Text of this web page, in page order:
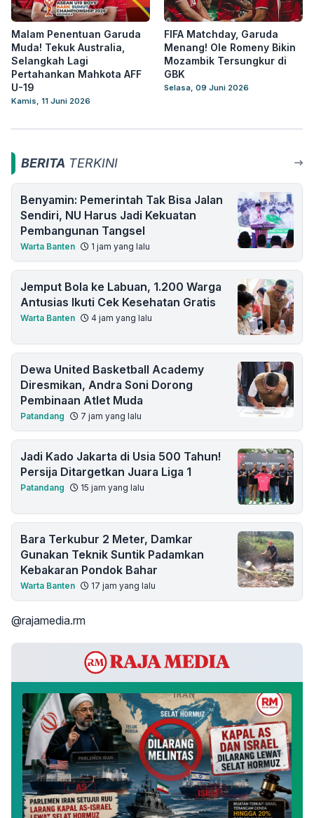
Malam Penentuan Garuda
Muda! Tekuk Australia,
Selangkah Lagi
Pertahankan Mahkota AFF
U-19
Kamis, 11 Juni 2026
FIFA Matchday, Garuda
Menang! Ole Romeny Bikin
Mozambik Tersungkur di
GBK
Selasa, 09 Juni 2026
BERITA TERKINI
Benyamin: Pemerintah Tak Bisa Jalan
Sendiri, NU Harus Jadi Kekuatan
Pembangunan Tangsel
Warta Banten 1 jam yang lalu
Jemput Bola ke Labuan, 1.200 Warga
Antusias Ikuti Cek Kesehatan Gratis
Warta Banten 4 jam yang lalu
Dewa United Basketball Academy
Diresmikan, Andra Soni Dorong
Pembinaan Atlet Muda
Patandang 7 jam yang lalu
Jadi Kado Jakarta di Usia 500 Tahun!
Persija Ditargetkan Juara Liga 1
Patandang 15 jam yang lalu
Bara Terkubur 2 Meter, Damkar
Gunakan Teknik Suntik Padamkan
Kebakaran Pondok Bahar
Warta Banten 17 jam yang lalu
@rajamedia.rm